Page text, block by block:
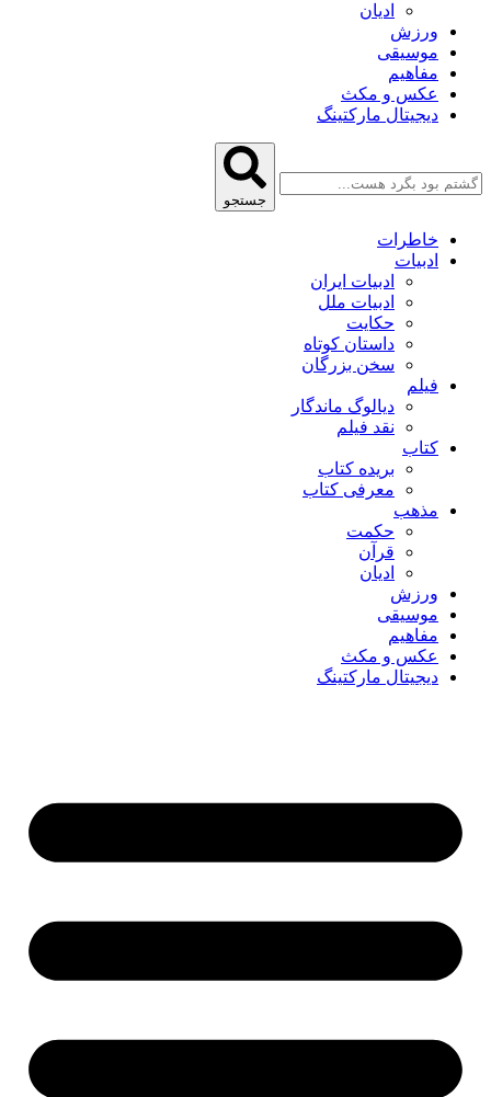
ادیان
ورزش
موسیقی
مفاهیم
عکس و مکث
دیجیتال مارکتینگ
جستجو
خاطرات
ادبیات
ادبیات ایران
ادبیات ملل
حکایت
داستان کوتاه
سخن بزرگان
فیلم
دیالوگ ماندگار
نقد فیلم
کتاب
بریده کتاب
معرفی کتاب
مذهب
حکمت
قرآن
ادیان
ورزش
موسیقی
مفاهیم
عکس و مکث
دیجیتال مارکتینگ